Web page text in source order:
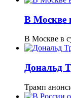
В Москве
В Москве в
Дональд
Трамп